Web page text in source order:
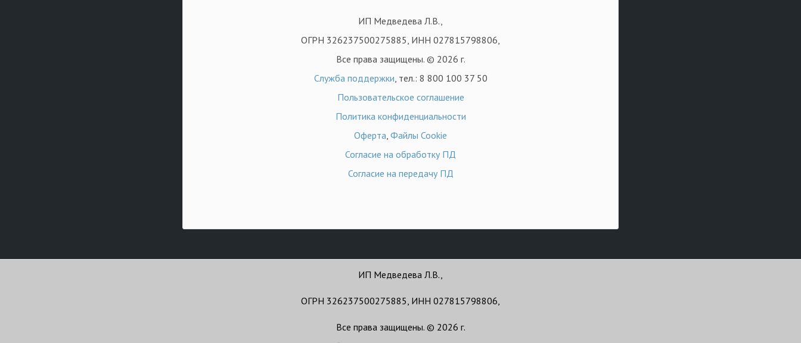
ИП Медведева Л.В.,
ОГРН 326237500275885, ИНН 027815798806,
Все права защищены. © 2026 г.
Служба поддержки, тел.: 8 800 100 37 50
Пользовательское соглашение
Политика конфиденциальности
Оферта, Файлы Cookie
Согласие на обработку ПД
Согласие на передачу ПД
ИП Медведева Л.В.,
ОГРН 326237500275885, ИНН 027815798806,
Все права защищены. © 2026 г.